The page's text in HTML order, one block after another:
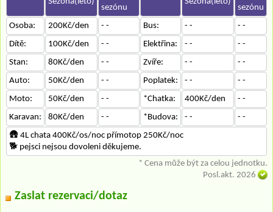
sezónu
sezónu
Osoba:
200Kč/den - - Bus: - -
- -
Dítě:
100Kč/den - - Elektřina: - -
- -
Stan:
80Kč/den - - Zvíře: - -
- -
Auto:
50Kč/den - - Poplatek: - -
- -
Moto:
50Kč/den - - *Chatka: 400Kč/den
- -
Karavan:
80Kč/den - - *Budova: - -
- -
🛖 4L chata 400Kč/os/noc přímotop 250Kč/noc
🐕‍ pejsci nejsou dovoleni děkujeme.
* Cena může být za celou jednotku.
Posl.akt. 2026
Zaslat rezervaci/dotaz